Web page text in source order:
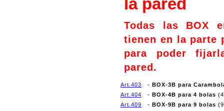
la pared
Todas las BOX
tienen en la parte
para poder
pared.
Art.403 - BOX-3B para
Art.404
- BOX-4B para 4 bolas
Art.409
- BOX-9B para 9 bolas